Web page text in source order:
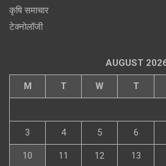
कृषि समाचार
टेक्नोलॉजी
AUGUST
M T W T
3 4 5 6
10 11 12 13